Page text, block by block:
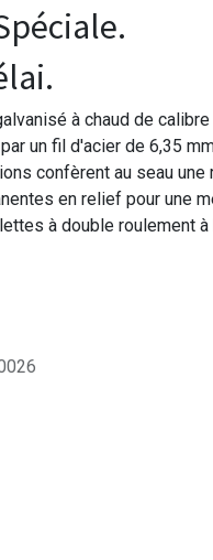
à chaud de
un fil d'acier de 6,35
confèrent au seau une
en relief pour une
à double roulement